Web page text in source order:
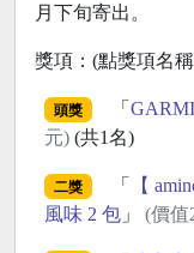
月下旬寄出。
獎項：(點獎項名
頭獎 「
元) (共1名)
二獎 「
【
風味 2 包 」 (價值